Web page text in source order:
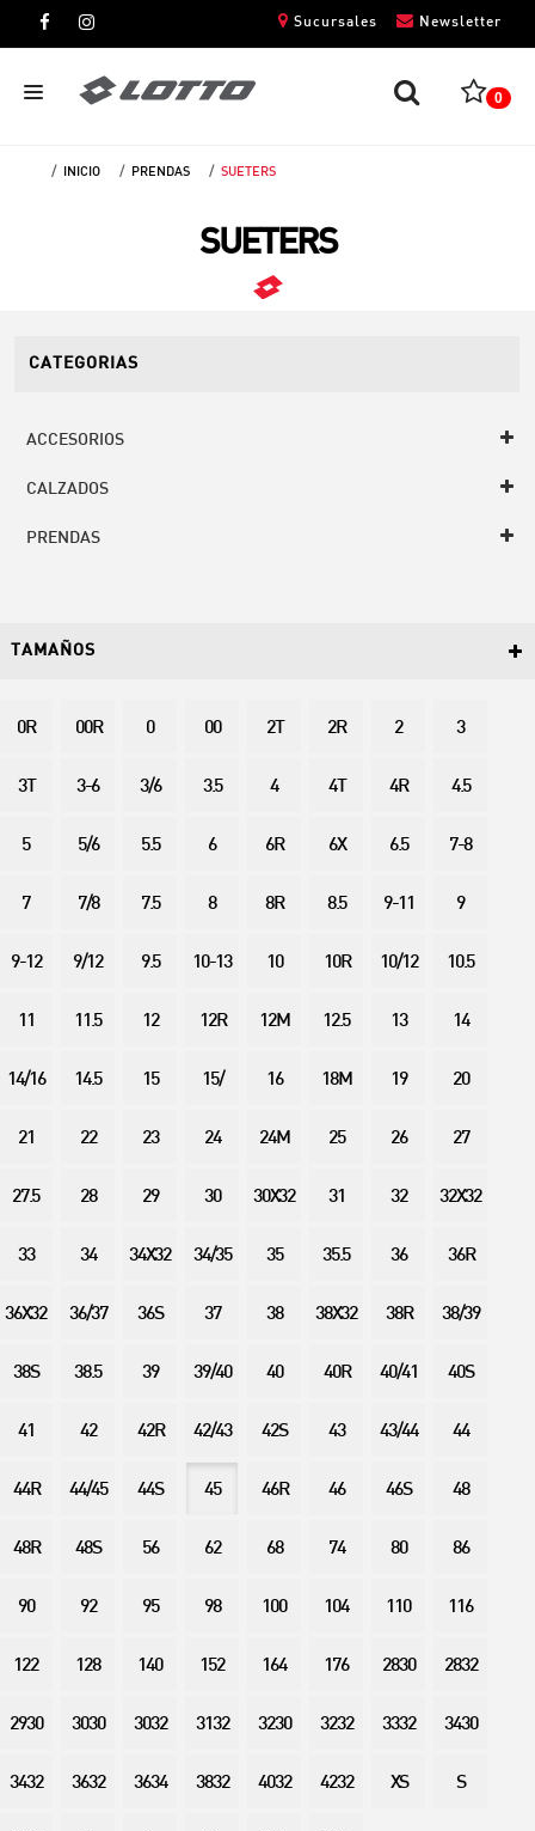
Newsletter
Sucursales
0
INICIO PRENDAS SUETERS
SUETERS
CATEGORIAS
ACCESORIOS
CALZADOS
PRENDAS
TAMAÑOS
0R 00R 0 00 2T 2R 2 3
3T 3-6 3/6 3.5 4 4T 4R 4.5
5 5/6 5.5 6 6R 6X 6.5 7-8
7 7/8 7.5 8 8R 8.5 9-11 9
9-12 9/12 9.5 10-13 10 10R 10/12 10.5
11 11.5 12 12R 12M 12.5 13 14
14/16 14.5 15 15/ 16 18M 19 20
21 22 23 24 24M 25 26 27
27.5 28 29 30 30X32 31 32 32X32
33 34 34X32 34/35 35 35.5 36 36R
36X32 36/37 36S 37 38 38X32 38R 38/39
38S 38.5 39 39/40 40 40R 40/41 40S
41 42 42R 42/43 42S 43 43/44 44
44R 44/45 44S 45 46R 46 46S 48
48R 48S 56 62 68 74 80 86
90 92 95 98 100 104 110 116
122 128 140 152 164 176 2830 2832
2930 3030 3032 3132 3230 3232 3332 3430
3432 3632 3634 3832 4032 4232 XS S